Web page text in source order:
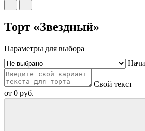
Торт «Звездный»
Параметры для выбора
Свой текст
от 0 руб.